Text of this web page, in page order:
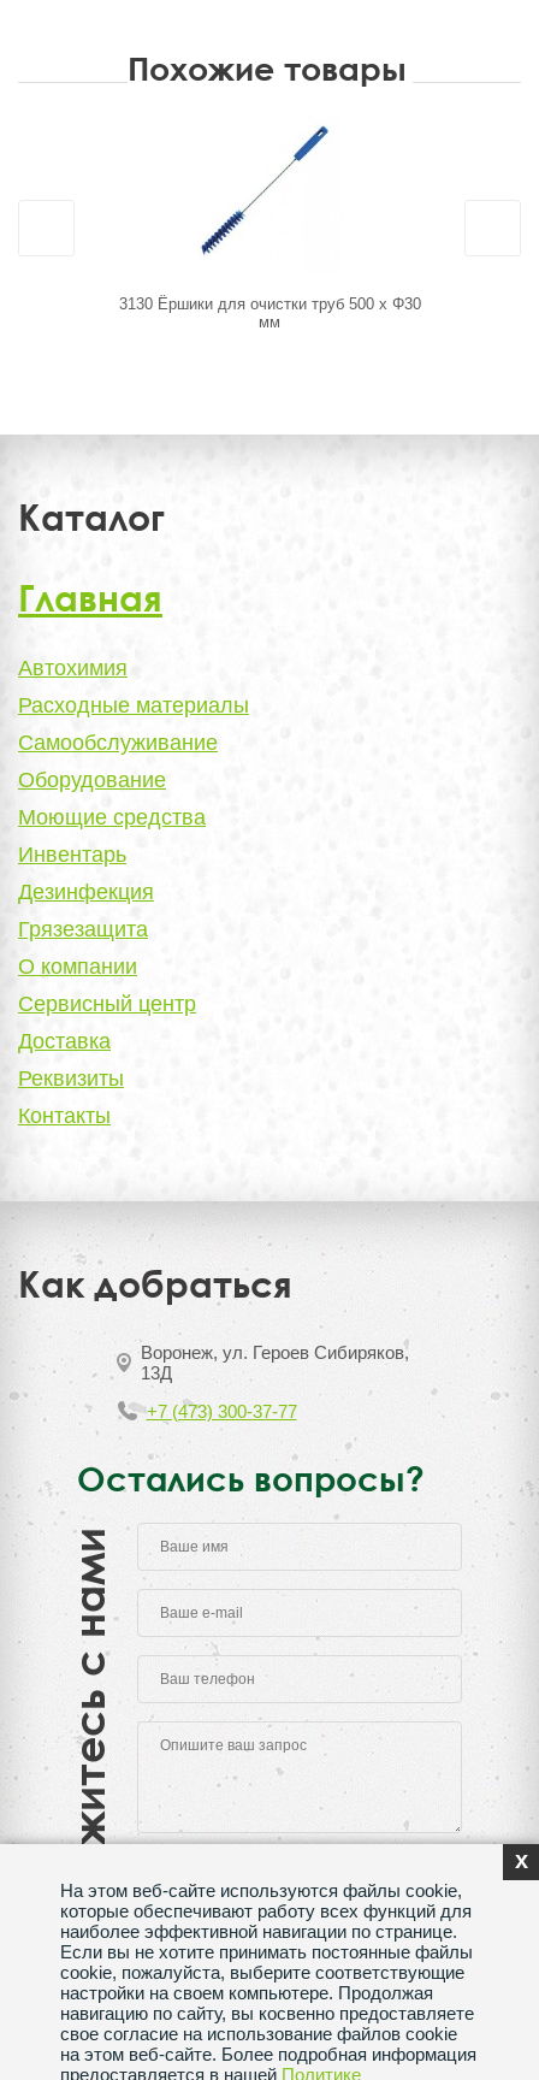
Похожие товары
3130 Ёршики для очистки труб 500 x Φ30
мм
Каталог
Главная
Автохимия
Расходные материалы
Самообслуживание
Оборудование
Моющие средства
Инвентарь
Дезинфекция
Грязезащита
О компании
Сервисный центр
Доставка
Реквизиты
Контакты
Как добраться
Воронеж, ул. Героев Сибиряков,
13Д
+7 (473) 300-37-77
Остались вопросы?
Свяжитесь с нами
Нажимая на кнопку "Отправить", Вы даете согласие
на обработку своихперсональных данных
Сделано в веб-студииSeoMAX
Политика конфиденциальности
x
На этом веб-сайте используются файлы cookie,
которые обеспечивают работу всех функций для
наиболее эффективной навигации по странице.
Если вы не хотите принимать постоянные файлы
cookie, пожалуйста, выберите соответствующие
настройки на своем компьютере. Продолжая
навигацию по сайту, вы косвенно предоставляете
свое согласие на использование файлов cookie
на этом веб-сайте. Более подробная информация
предоставляется в нашей Политике